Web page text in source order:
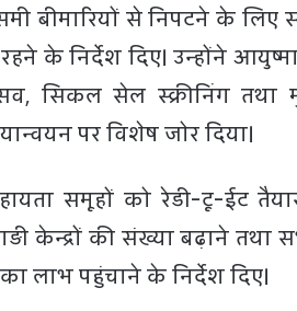
बीमारियों से निपटने के लिए
के निर्देश दिए। उन्होंने
सिकल सेल स्क्रीनिंग तथा
पर विशेष जोर दिया।
समूहों को रेडी-टू-ईट
केन्द्रों की संख्या बढ़ाने तथा
लाभ पहुंचाने के निर्देश दिए।